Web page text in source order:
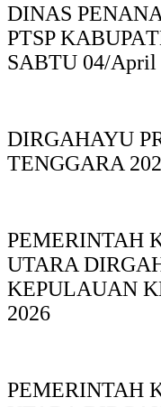
DINAS
PTSP
SABTU 04/April
DIRGAHAYU
TENGGARA
PEMERINTAH
UTARA
KEPULAUAN
2026
PEMERINTAH